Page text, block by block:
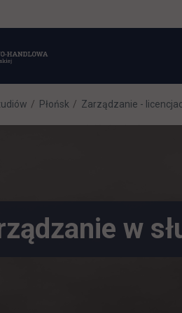
Płońsk Zarządzanie -
w